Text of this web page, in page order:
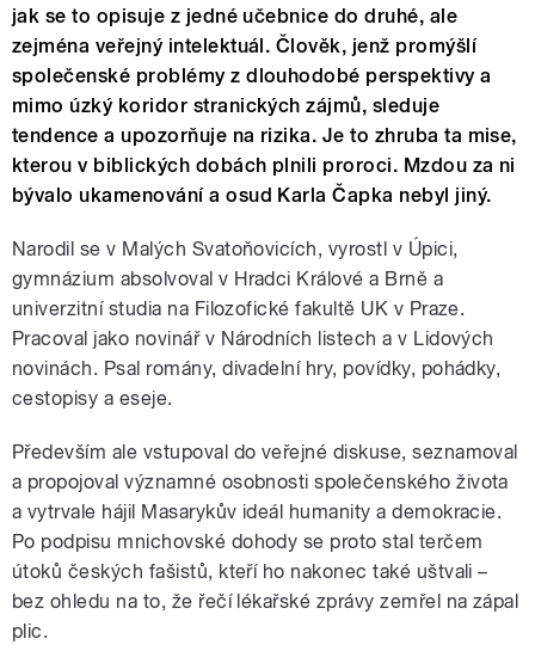
jak se to opisuje z jedné učebnice do druhé, ale
zejména veřejný intelektuál. Člověk, jenž promýšlí
společenské problémy z dlouhodobé perspektivy a
mimo úzký koridor stranických zájmů, sleduje
tendence a upozorňuje na rizika. Je to zhruba ta mise,
kterou v biblických dobách plnili proroci. Mzdou za ni
bývalo ukamenování a osud Karla Čapka nebyl jiný.
Narodil se v Malých Svatoňovicích, vyrostl v Úpici,
gymnázium absolvoval v Hradci Králové a Brně a
univerzitní studia na Filozofické fakultě UK v Praze.
Pracoval jako novinář v Národních listech a v Lidových
novinách. Psal romány, divadelní hry, povídky, pohádky,
cestopisy a eseje.
Především ale vstupoval do veřejné diskuse, seznamoval
a propojoval významné osobnosti společenského života
a vytrvale hájil Masarykův ideál humanity a demokracie.
Po podpisu mnichovské dohody se proto stal terčem
útoků českých fašistů, kteří ho nakonec také uštvali –
bez ohledu na to, že řečí lékařské zprávy zemřel na zápal
plic.